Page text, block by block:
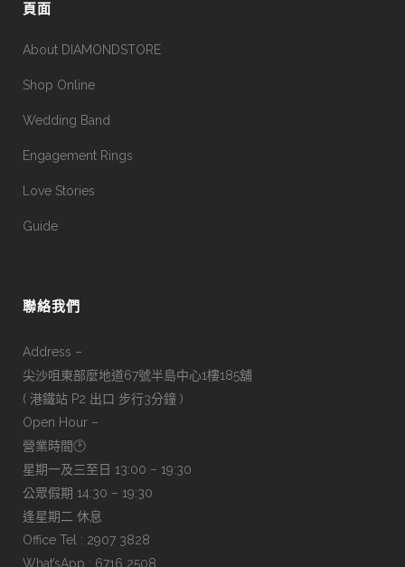
頁面
About DIAMONDSTORE
Shop Online
Wedding Band
Engagement Rings
Love Stories
Guide
聯絡我們
Address –
尖沙咀東部麼地道67號半島中心1樓185舖
( 港鐵站 P2 出口 步行3分鐘 )
Open Hour –
營業時間🕑
星期一及三至日 13:00 – 19:30
公眾假期 14:30 – 19:30
逢星期二 休息
Office Tel : 2907 3828
What’sApp : 6716 2508